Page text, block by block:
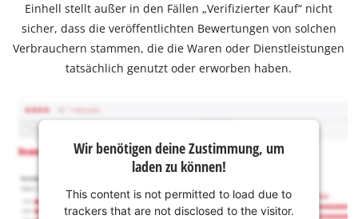
Einhell stellt außer in den Fällen „Verifizierter Kauf“ nicht
sicher, dass die veröffentlichten Bewertungen von solchen
Verbrauchern stammen, die die Waren oder Dienstleistungen
tatsächlich genutzt oder erworben haben.
Wir benötigen deine Zustimmung, um
laden zu können!
This content is not permitted to load due to
trackers that are not disclosed to the visitor.